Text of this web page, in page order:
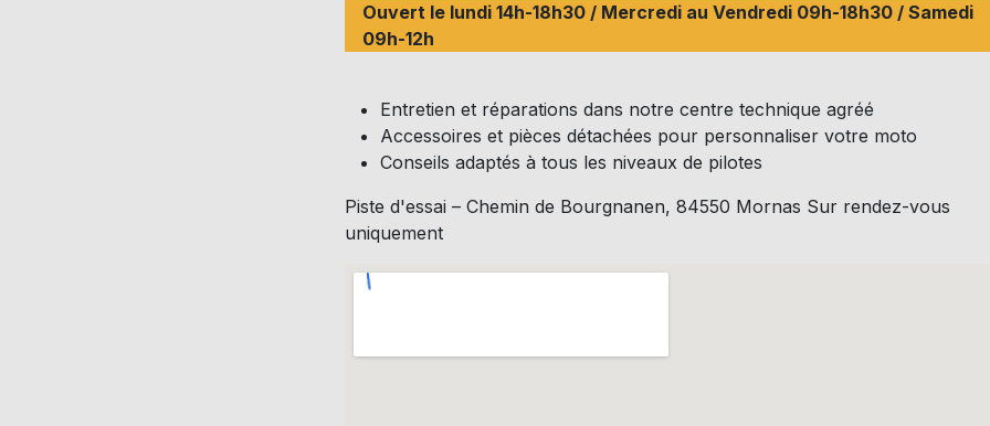
Ouvert le lundi 14h-18h30 / Mercredi au Vendredi 09h-18h30 / Samedi
09h-12h
Entretien et réparations dans notre centre technique agréé
Accessoires et pièces détachées pour personnaliser votre moto
Conseils adaptés à tous les niveaux de pilotes
Piste d'essai – Chemin de Bourgnanen, 84550 Mornas Sur rendez-vous
uniquement